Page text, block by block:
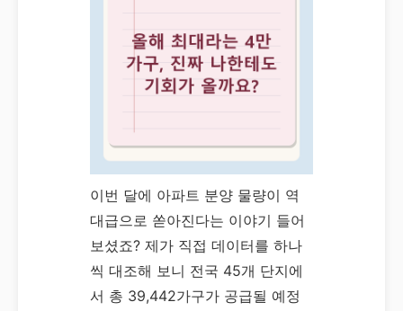
이번 달에 아파트 분양 물량이 역
대급으로 쏟아진다는 이야기 들어
보셨죠? 제가 직접 데이터를 하나
씩 대조해 보니 전국 45개 단지에
서 총 39,442가구가 공급될 예정